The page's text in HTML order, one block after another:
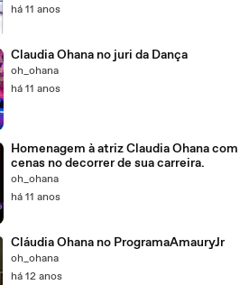
há 11 anos
Claudia Ohana no juri da Dança
oh_ohana
há 11 anos
Homenagem à atriz Claudia Ohana com
cenas no decorrer de sua carreira.
oh_ohana
há 11 anos
Cláudia Ohana no ProgramaAmauryJr
oh_ohana
há 12 anos